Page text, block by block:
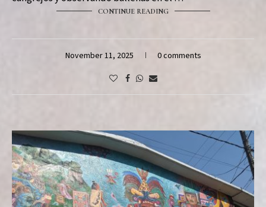
CONTINUE READING
November 11, 2025 0 comments